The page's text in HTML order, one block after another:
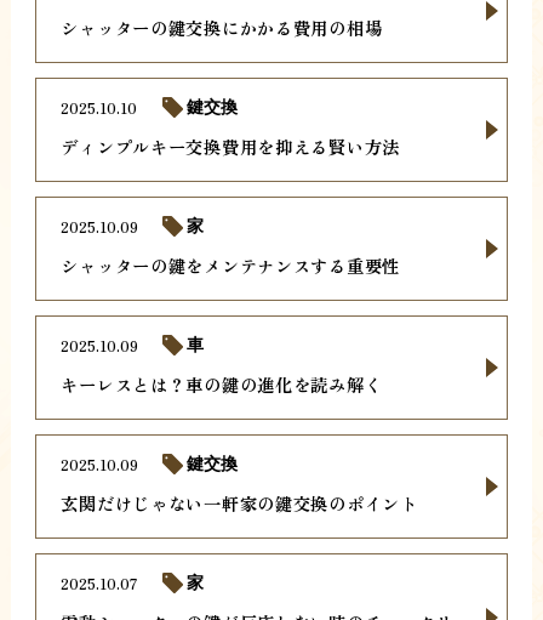
シャッターの鍵交換にかかる費用の相場
ディンプルキー交換費用を抑える賢い方法
2025.10.10 鍵交換
シャッターの鍵をメンテナンスする重要性
2025.10.09 家
キーレスとは？車の鍵の進化を読み解く
2025.10.09 車
玄関だけじゃない一軒家の鍵交換のポイント
2025.10.09 鍵交換
2025.10.07 家